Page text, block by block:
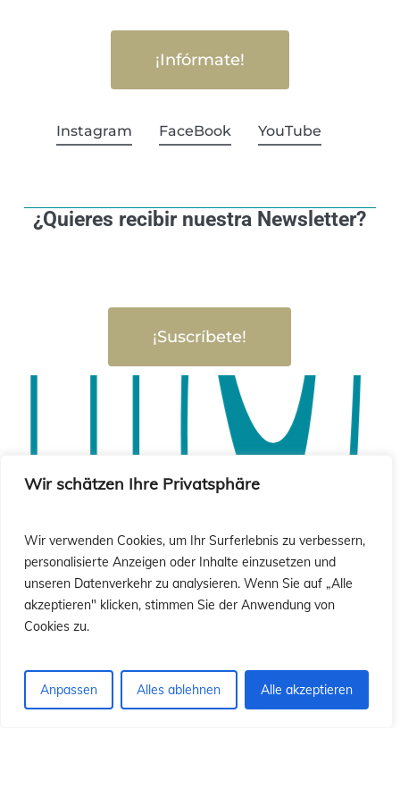
Wir schätzen Ihre Privatsphäre
Wir verwenden Cookies, um Ihr Surferlebnis zu verbessern,
personalisierte Anzeigen oder Inhalte einzusetzen und
unseren Datenverkehr zu analysieren. Wenn Sie auf „Alle
akzeptieren" klicken, stimmen Sie der Anwendung von
Cookies zu.
Anpassen Alles ablehnen Alle akzeptieren
¡Infórmate!
Instagram FaceBook YouTube
¿Quieres recibir nuestra Newsletter?
¡Suscríbete!